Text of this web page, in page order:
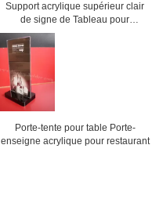
Support acrylique supérieur clair
de signe de Tableau pour
l'affichage, support d'affichage de
chaussures
Porte-tente pour table Porte-
enseigne acrylique pour restaurant